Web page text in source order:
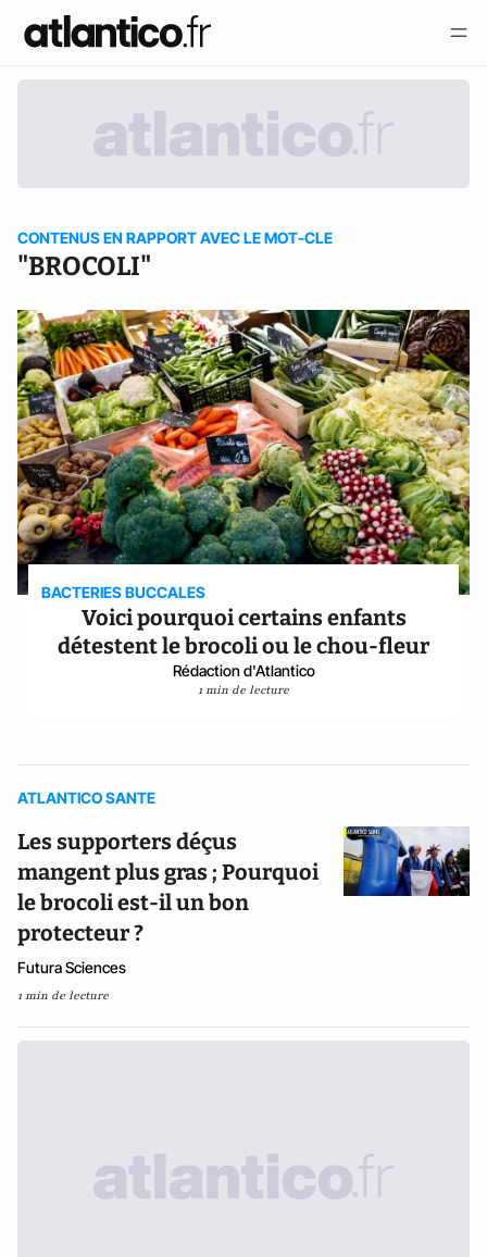
CONTENUS EN RAPPORT AVEC LE MOT-CLE
"BROCOLI"
BACTERIES BUCCALES
Voici pourquoi certains enfants
détestent le brocoli ou le chou-fleur
Rédaction d'Atlantico
1 min de lecture
ATLANTICO SANTE
Les supporters déçus
mangent plus gras ; Pourquoi
le brocoli est-il un bon
protecteur ?
Futura Sciences
1 min de lecture